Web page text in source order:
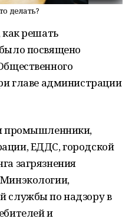
делать?
как решать
посвящено
главе администрации
промышленники,
ЕДДС, городской
загрязнения
службы по надзору в
и